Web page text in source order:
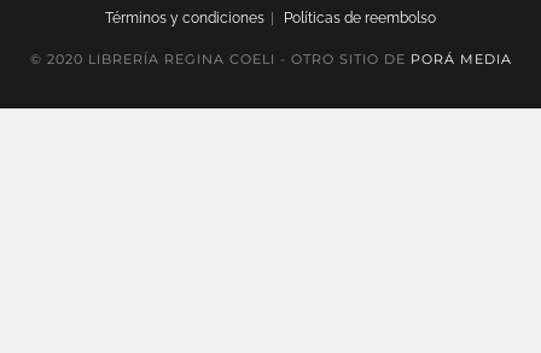
Términos y condiciones Políticas de reembolso
© 2020 LIBRERÍA REGINA COELI - OTRO SITIO DE PORÁ MEDIA